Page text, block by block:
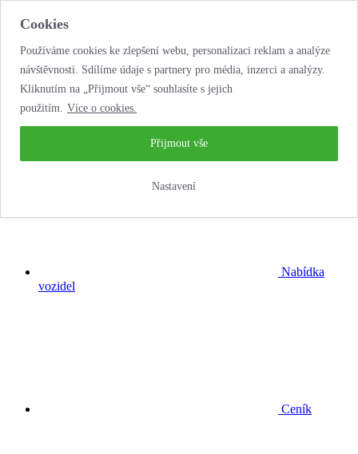
Cookies
Používáme cookies ke zlepšení webu, personalizaci reklam a analýze
návštěvnosti. Sdílíme údaje s partnery pro média, inzerci a analýzy.
Kliknutím na „Přijmout vše“ souhlasíte s jejich
použitím. Více o cookies.
Nastavení
Přijmout vše
Nabídka
vozidel
Ceník